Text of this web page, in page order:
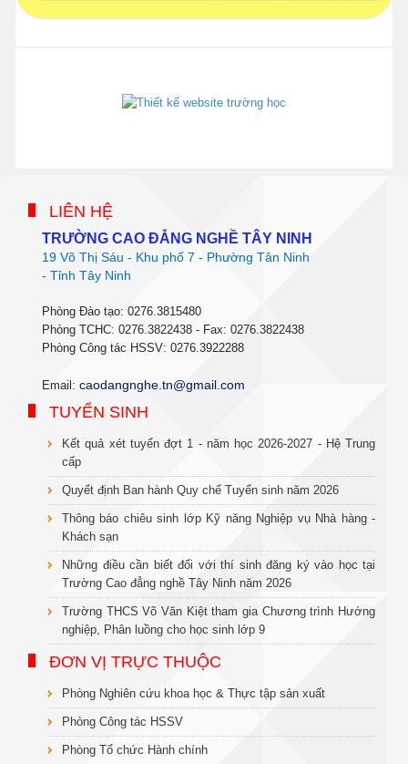
LIÊN HỆ
TRƯỜNG CAO ĐẲNG NGHỀ TÂY NINH
19 Võ Thị Sáu - Khu phố 7 - Phường Tân Ninh
- Tỉnh Tây Ninh
Phòng Đào tạo: 0276.3815480
Phòng TCHC: 0276.3822438 - Fax: 0276.3822438
Phòng Công tác HSSV: 0276.3922288
Email: caodangnghe.tn@gmail.com
TUYỂN SINH
Kết quả xét tuyển đợt 1 - năm học 2026-2027 - Hệ Trung
cấp
Quyết định Ban hành Quy chế Tuyển sinh năm 2026
Thông báo chiêu sinh lớp Kỹ năng Nghiệp vụ Nhà hàng -
Khách sạn
Những điều cần biết đối với thí sinh đăng ký vào học tại
Trường Cao đẳng nghề Tây Ninh năm 2026
Trường THCS Võ Văn Kiệt tham gia Chương trình Hướng
nghiệp, Phân luồng cho học sinh lớp 9
ĐƠN VỊ TRỰC THUỘC
Phòng Nghiên cứu khoa học & Thực tập sản xuất
Phòng Công tác HSSV
Phòng Tổ chức Hành chính